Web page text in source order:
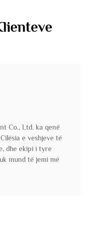
Co., Ltd. ka qenë
e veshjeve të
dhe ekipi i tyre
mund të jemi më